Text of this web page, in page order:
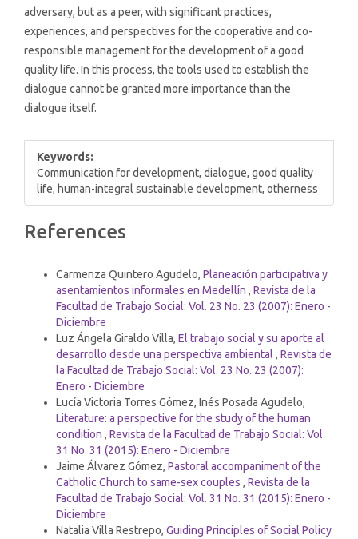
adversary, but as a peer, with significant practices,
experiences, and perspectives for the cooperative and co-
responsible management for the development of a good
quality life. In this process, the tools used to establish the
dialogue cannot be granted more importance than the
dialogue itself.
Keywords:
Communication for development, dialogue, good quality
life, human-integral sustainable development, otherness
Article
References
Carmenza Quintero Agudelo, Planeación participativa y
asentamientos informales en Medellín , Revista de la
Facultad de Trabajo Social: Vol. 23 No. 23 (2007): Enero -
Diciembre
Luz Ángela Giraldo Villa, El trabajo social y su aporte al
desarrollo desde una perspectiva ambiental , Revista de
la Facultad de Trabajo Social: Vol. 23 No. 23 (2007):
Enero - Diciembre
Lucía Victoria Torres Gómez, Inés Posada Agudelo,
Literature: a perspective for the study of the human
condition , Revista de la Facultad de Trabajo Social: Vol.
31 No. 31 (2015): Enero - Diciembre
Jaime Álvarez Gómez, Pastoral accompaniment of the
Catholic Church to same-sex couples , Revista de la
Facultad de Trabajo Social: Vol. 31 No. 31 (2015): Enero -
Diciembre
Natalia Villa Restrepo, Guiding Principles of Social Policy